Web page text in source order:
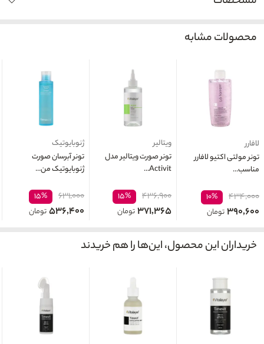
محصولات مشابه
لافارر
تونر مولتی اکتیو لافارر
مناسب...
۴۳۴,۰۰۰ ۱۰%
۳۹۰,۶۰۰تومان
ویتالیر
تونر صورت ویتالیر مدل
Activit...
۴۳۶,۹۰۰ ۱۵%
۳۷۱,۳۶۵تومان
ژنوبایوتیک
تونر آبرسان صورت
ژنوبایوتیک من...
۶۳۱,۰۰۰ ۱۵%
۵۳۶,۴۰۰تومان
خریداران این محصول، این‌ها را هم خریدند